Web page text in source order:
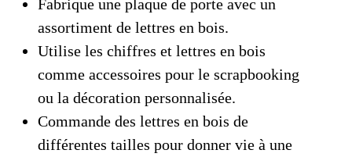
Fabrique une plaque de porte avec un
assortiment de lettres en bois.
Utilise les chiffres et lettres en bois
comme accessoires pour le scrapbooking
ou la décoration personnalisée.
Commande des lettres en bois de
différentes tailles pour donner vie à une